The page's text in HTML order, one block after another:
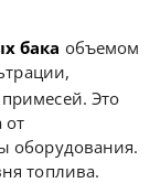
бака объемом
Это
от
оборудования.
топлива.